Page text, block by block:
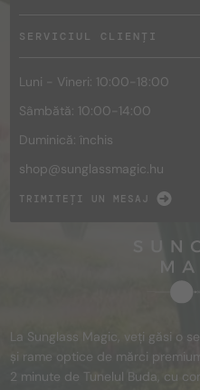
SERVICIUL CLIENȚI
Luni - Vineri: 10:00-18:00
Sâmbătă: 10:00-14:00
Duminică: închis
shop@sunglassmagic.hu
TRIMITEȚI UN MESAJ
La Sunglass Magic, veți găsi o
și rame optice de mărci
2 minute de Tunelul Buda, cu